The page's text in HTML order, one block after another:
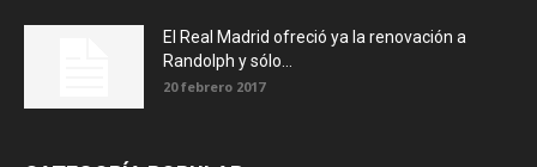
El Real Madrid ofreció ya la renovación a
Randolph y sólo...
20 febrero 2017